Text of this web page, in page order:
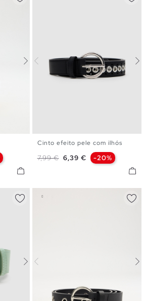
Cinto efeito pele com ilhós
Preço normal
7,99 € Preço
6,39 € -20%